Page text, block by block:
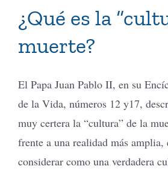
¿Qué es la
muerte?
El Papa Juan Pablo II, en su
de la Vida, números 12 y17,
muy certera la “cultura” de la
frente a una realidad más amplia,
considerar como una verdadera